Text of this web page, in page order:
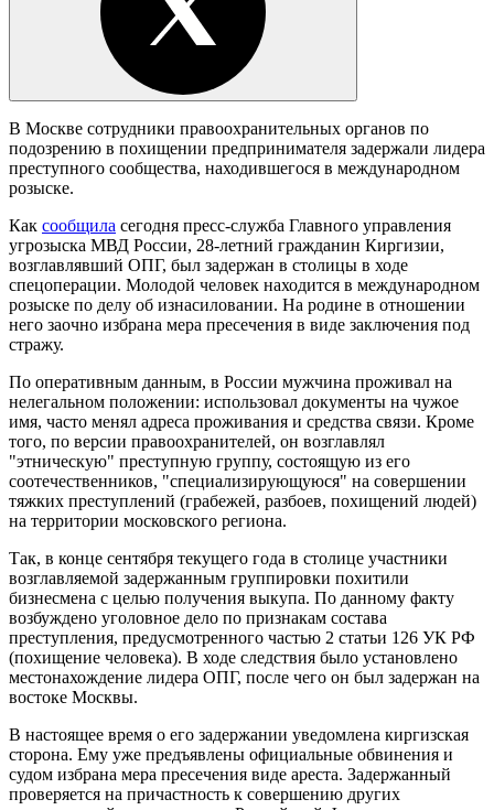
В Москве сотрудники правоохранительных органов по
подозрению в похищении предпринимателя задержали лидера
преступного сообщества, находившегося в международном
розыске.
Как сообщила сегодня пресс-служба Главного управления
угрозыска МВД России, 28-летний гражданин Киргизии,
возглавлявший ОПГ, был задержан в столицы в ходе
спецоперации. Молодой человек находится в международном
розыске по делу об изнасиловании. На родине в отношении
него заочно избрана мера пресечения в виде заключения под
стражу.
По оперативным данным, в России мужчина проживал на
нелегальном положении: использовал документы на чужое
имя, часто менял адреса проживания и средства связи. Кроме
того, по версии правоохранителей, он возглавлял
"этническую" преступную группу, состоящую из его
соотечественников, "специализирующуюся" на совершении
тяжких преступлений (грабежей, разбоев, похищений людей)
на территории московского региона.
Так, в конце сентября текущего года в столице участники
возглавляемой задержанным группировки похитили
бизнесмена с целью получения выкупа. По данному факту
возбуждено уголовное дело по признакам состава
преступления, предусмотренного частью 2 статьи 126 УК РФ
(похищение человека). В ходе следствия было установлено
местонахождение лидера ОПГ, после чего он был задержан на
востоке Москвы.
В настоящее время о его задержании уведомлена киргизская
сторона. Ему уже предъявлены официальные обвинения и
судом избрана мера пресечения виде ареста. Задержанный
проверяется на причастность к совершению других